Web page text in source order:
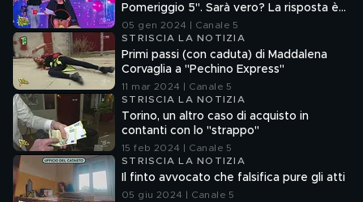
Pomeriggio 5". Sarà vero? La risposta è
nel fuorionda
05 gen 2024 | Canale 5
STRISCIA LA NOTIZIA
Primi passi (con caduta) di Maddalena
Corvaglia a "Pechino Express"
11 mar 2024 | Canale 5
STRISCIA LA NOTIZIA
Torino, un altro caso di acquisto in
contanti con lo "strappo"
15 feb 2024 | Canale 5
STRISCIA LA NOTIZIA
Il finto avvocato che falsifica pure gli atti
05 giu 2024 | Canale 5